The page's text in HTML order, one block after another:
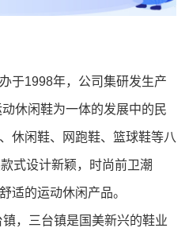
于1998年，公司集研发生产
动休闲鞋为一体的发展中的民
休闲鞋、网跑鞋、篮球鞋等八
式设计新颖，时尚前卫潮
适的运动休闲产品。
，三台镇是国美新兴的鞋业